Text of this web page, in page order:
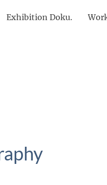
Exhibition Doku.